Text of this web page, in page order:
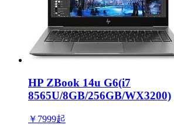
HP ZBook 14u G6(i7
8565U/8GB/256GB/WX3200)
￥7999起